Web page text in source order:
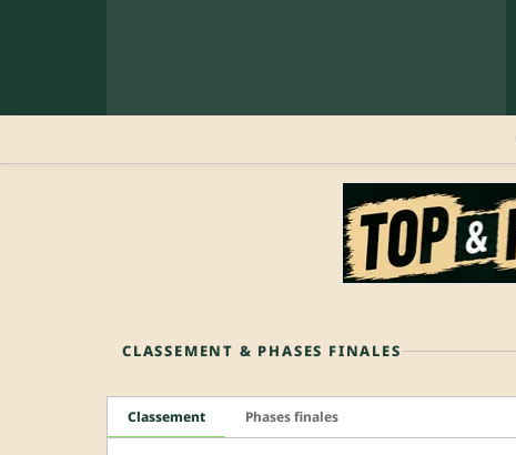
CLASSEMENT & PHASES FINALES
Classement Phases finales